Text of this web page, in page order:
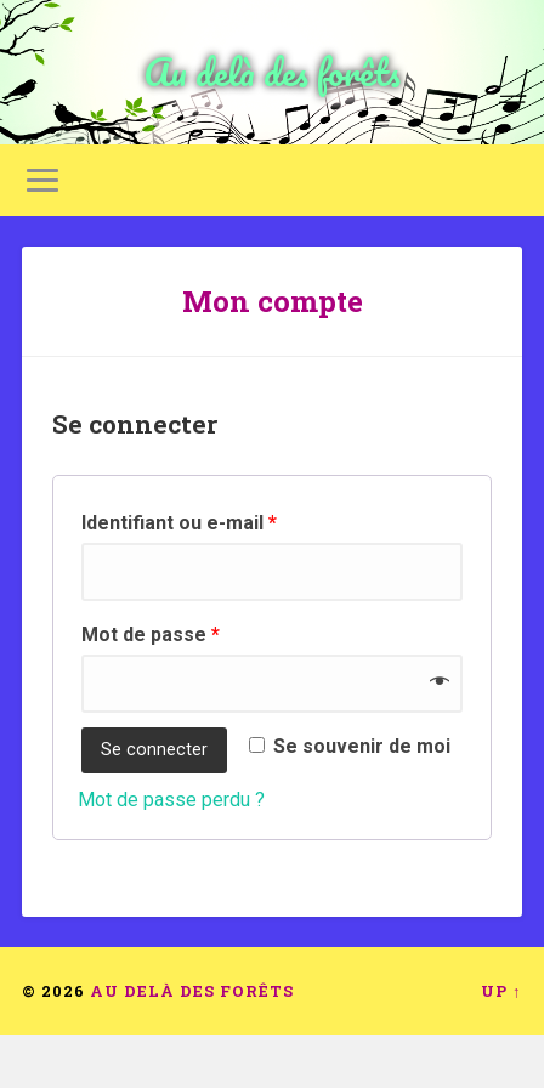
Au delà des forêts
Mon compte
Se connecter
Identifiant ou e-mail *
Mot de passe *
Se souvenir de moi
Se connecter
Mot de passe perdu ?
© 2026 AU DELÀ DES FORÊTS UP ↑